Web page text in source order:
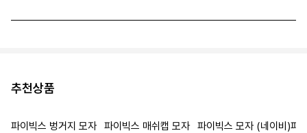
추천상품
파이빅스 벙거지 모자
파이빅스 매쉬캡 모자
파이빅스 모자 (네이비)파